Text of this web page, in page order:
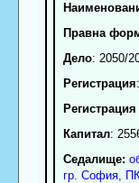
Правна
Дело: 2050/
Регистрация
Капитал:
Седалище:
гр. София, ПК